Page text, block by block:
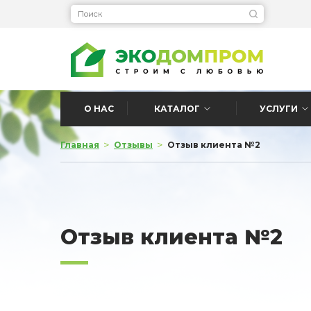
О НАС КАТАЛОГ УСЛУГИ
Главная > Отзывы > Отзыв клиента №2
Отзыв клиента №2